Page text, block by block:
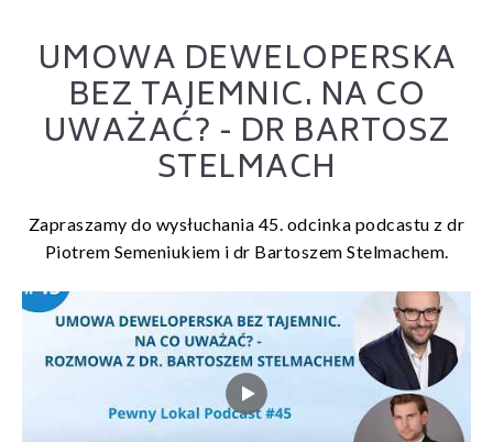
UMOWA DEWELOPERSKA
BEZ TAJEMNIC. NA CO
UWAŻAĆ? - DR BARTOSZ
STELMACH
Zapraszamy do wysłuchania 45. odcinka podcastu z dr
Piotrem Semeniukiem i dr Bartoszem Stelmachem.